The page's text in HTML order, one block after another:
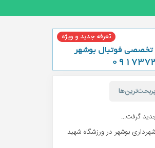
پربحث‌ترین‌ها
گرفت...
بوشهر در ورزشگاه شهید